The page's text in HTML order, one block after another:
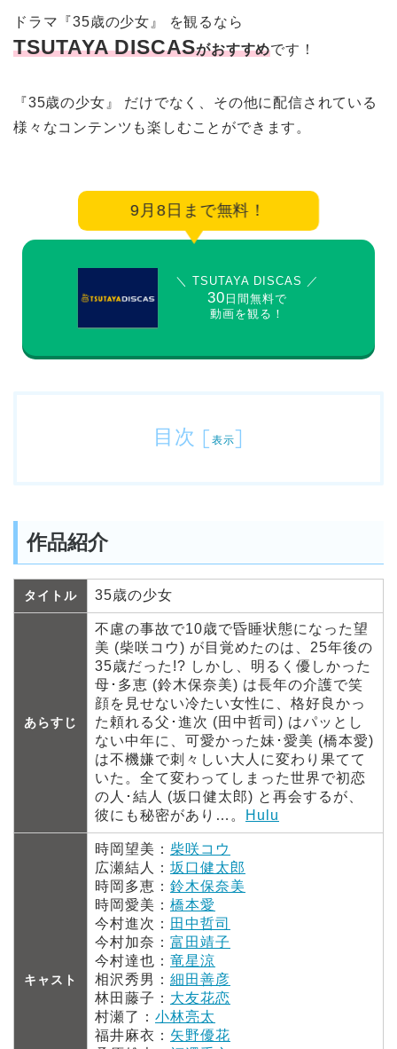
ドラマ『35歳の少女』 を観るなら
TSUTAYA DISCASがおすすめです！
『35歳の少女』 だけでなく、その他に配信されている
様々なコンテンツも楽しむことができます。
9月8日まで無料！
＼ TSUTAYA DISCAS ／
30 日間無料で
動画を観る！
目次 [ 表示]
作品紹介
タイトル 35歳の少女
あらすじ
不慮の事故で10歳で昏睡状態になった望
美 (柴咲コウ) が目覚めたのは、25年後の
35歳だった!? しかし、明るく優しかった
母･多恵 (鈴木保奈美) は長年の介護で笑
顔を見せない冷たい女性に、格好良かっ
た頼れる父･進次 (田中哲司) はパッとし
ない中年に、可愛かった妹･愛美 (橋本愛)
は不機嫌で刺々しい大人に変わり果てて
いた。全て変わってしまった世界で初恋
の人･結人 (坂口健太郎) と再会するが、
彼にも秘密があり…。
Hulu
キャスト
時岡望美： 柴咲コウ
広瀬結人： 坂口健太郎
時岡多恵： 鈴木保奈美
時岡愛美： 橋本愛
今村進次： 田中哲司
今村加奈： 富田靖子
今村達也： 竜星涼
相沢秀男： 細田善彦
林田藤子： 大友花恋
村瀬了： 小林亮太
福井麻衣： 矢野優花